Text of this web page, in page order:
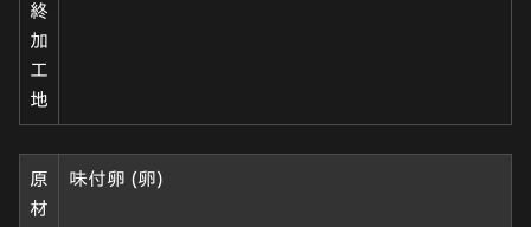
終
加
工
地
原
材
味付卵 (卵)